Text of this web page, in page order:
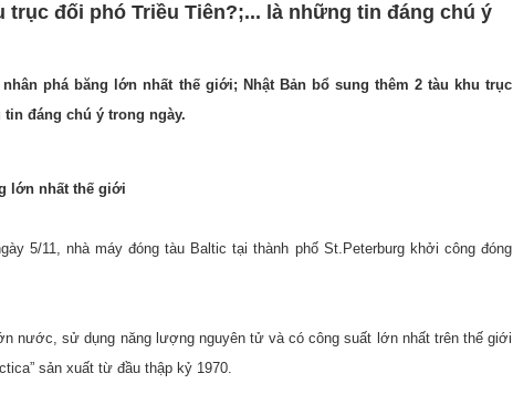
trục đối phó Triều Tiên?;... là những tin đáng chú ý
nhân phá băng lớn nhất thế giới; Nhật Bản bổ sung thêm 2 tàu khu trục
đáng chú ý trong ngày.
lớn nhất thế giới
5/11, nhà máy đóng tàu Baltic tại thành phố St.Peterburg khởi công đóng
nước, sử dụng năng lượng nguyên tử và có công suất lớn nhất trên thế giới
sản xuất từ đầu thập kỷ 1970.